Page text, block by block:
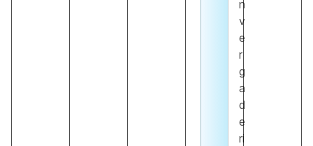
n
v
e
r
g
a
d
e
ri